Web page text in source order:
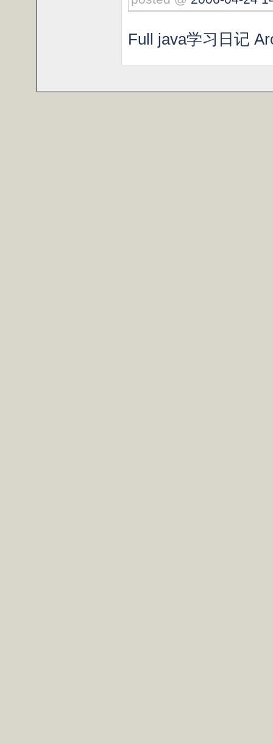
Full java学习日记